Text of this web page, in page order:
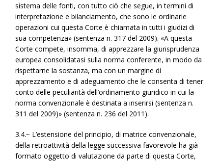
sistema delle fonti, con tutto ciò che segue, in termini di
interpretazione e bilanciamento, che sono le ordinarie
operazioni cui questa Corte è chiamata in tutti i giudizi di
sua competenza» (sentenza n. 317 del 2009). «A questa
Corte compete, insomma, di apprezzare la giurisprudenza
europea consolidatasi sulla norma conferente, in modo da
rispettarne la sostanza, ma con un margine di
apprezzamento e di adeguamento che le consenta di tener
conto delle peculiarità dell’ordinamento giuridico in cui la
norma convenzionale è destinata a inserirsi (sentenza n.
311 del 2009)» (sentenza n. 236 del 2011).
3.4.− L’estensione del principio, di matrice convenzionale,
della retroattività della legge successiva favorevole ha già
formato oggetto di valutazione da parte di questa Corte,